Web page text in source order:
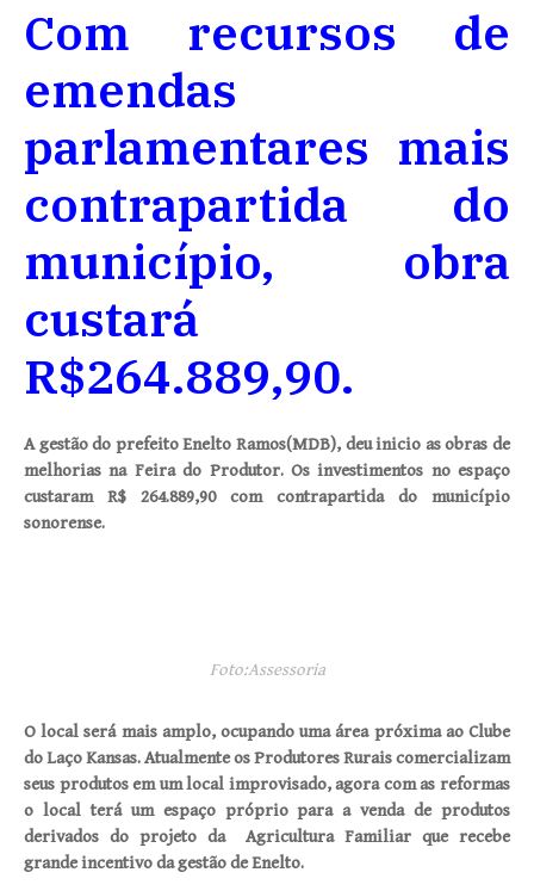
Com recursos de
emendas
parlamentares mais
contrapartida do
município, obra
custará
R$264.889,90.
A gestão do prefeito Enelto Ramos(MDB), deu inicio as obras de
melhorias na Feira do Produtor. Os investimentos no espaço
custaram R$ 264.889,90 com contrapartida do município
sonorense.
Foto:Assessoria
O local será mais amplo, ocupando uma área próxima ao Clube
do Laço Kansas. Atualmente os Produtores Rurais comercializam
seus produtos em um local improvisado, agora com as reformas
o local terá um espaço próprio para a venda de produtos
derivados do projeto da Agricultura Familiar que recebe
grande incentivo da gestão de Enelto.